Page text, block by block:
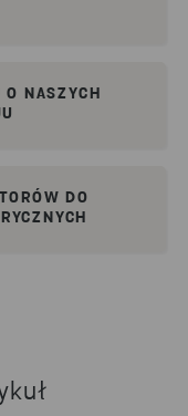
NASZYCH
DO